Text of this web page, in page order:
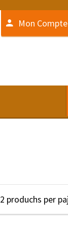
Mon Compte